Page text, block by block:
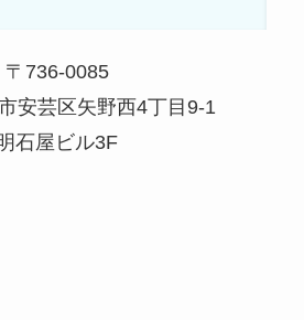
〒736-0085
安芸区矢野西4丁目9-1
石屋ビル3F